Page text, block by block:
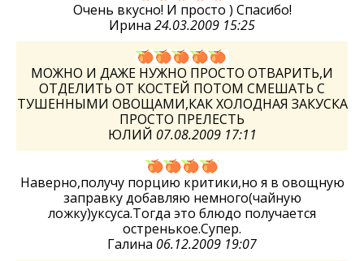
Очень вкусно! И просто ) Спасибо!
Ирина 24.03.2009 15:25
МОЖНО И ДАЖЕ НУЖНО ПРОСТО ОТВАРИТЬ,И
ОТДЕЛИТЬ ОТ КОСТЕЙ ПОТОМ СМЕШАТЬ С
ТУШЕННЫМИ ОВОЩАМИ,КАК ХОЛОДНАЯ ЗАКУСКА
ПРОСТО ПРЕЛЕСТЬ
ЮЛИЙ 07.08.2009 17:11
Наверно,получу порцию критики,но я в овощную
заправку добавляю немного(чайную
ложку)уксуса.Тогда это блюдо получается
остренькое.Супер.
Галина 06.12.2009 19:07